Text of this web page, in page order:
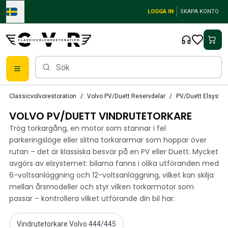
Skip to main content
LOGGA IN SKAPA KONTO
Tändsystem
Bränslefilter
Fälgar
Volvo PV/Duett Reservdelar
PV/Duett Bromssystem
PV/Duett Bränsle/avgassystem
PV/Duett Elsystem
PV/Duett Framvagn
PV/Duett Inredning
PV/Duett Karosseri
Classicvolvorestoration Volvo PV/Duett Reservdelar PV/Duett
VOLVO PV/DUETT VINDRUTETORKARE
Trög torkargång, en motor som stannar i fel
parkeringsläge eller slitna torkararmar som hoppar över
rutan – det är klassiska besvär på en PV eller Duett. Mycket
avgörs av elsystemet: bilarna fanns i olika utföranden med
6-voltsanläggning och 12-voltsanläggning, vilket kan skilja
mellan årsmodeller och styr vilken torkarmotor som
passar – kontrollera vilket utförande din bil har.
Vindrutetorkare Volvo 444/445